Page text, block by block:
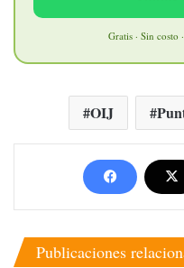
Gratis · Sin costo
OIJ
Publicaciones